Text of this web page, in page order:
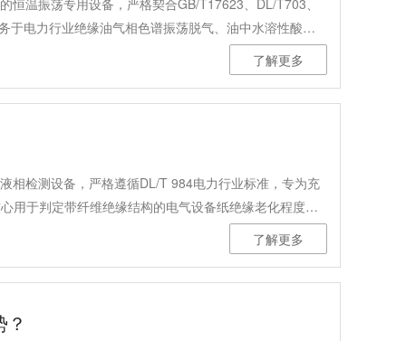
恒温振荡专用设备，严格契合GB/T17623、DL/T703、
于电力行业绝缘油气相色谱振荡脱气、油中水溶性酸检
科研与生产场景的恒温定时振荡试验。设备采用双CPU
测数据精准合规、设备长效稳定运行，规范操作流程、
了解更多
相检测设备，严格遵循DL/T 984电力行业标准，专为充
用于判定带纤维绝缘结构的电气设备纸绝缘老化程度，
源、石油、化工、交通、科研等多个领域，是设备运维
了解更多